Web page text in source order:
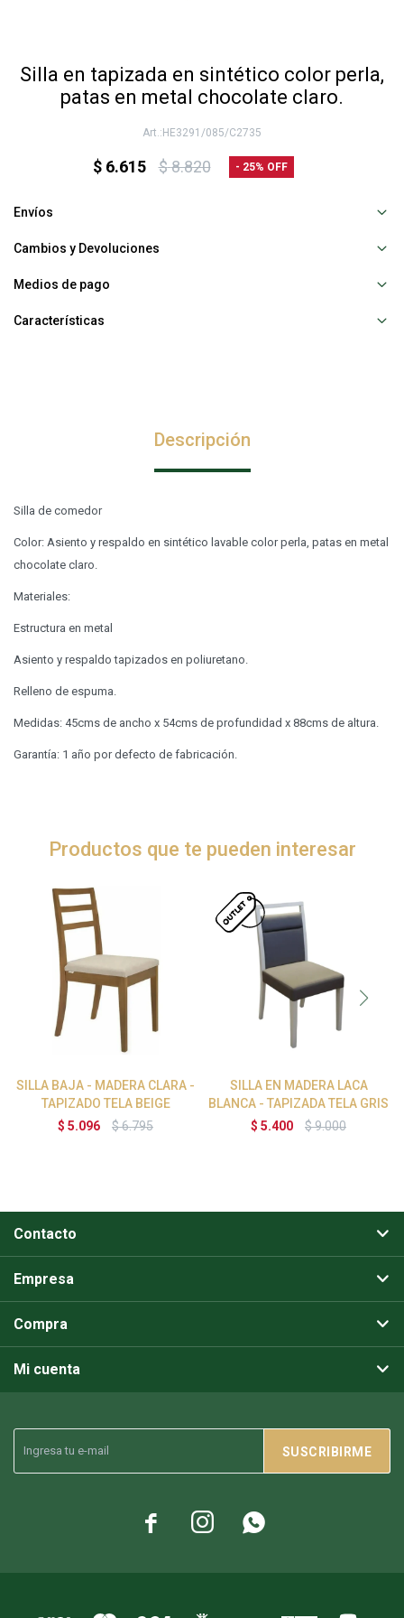
Silla en tapizada en sintético color perla,
patas en metal chocolate claro.
HE3291/085/C2735
$ 6.615 $8.820 25
Envíos
Cambios y Devoluciones
Medios de pago
Características
Descripción
Silla de comedor
Color: Asiento y respaldo en sintético lavable color perla, patas en metal
chocolate claro.
Materiales:
Estructura en metal
Asiento y respaldo tapizados en poliuretano.
Relleno de espuma.
Medidas: 45cms de ancho x 54cms de profundidad x 88cms de altura.
Garantía: 1 año por defecto de fabricación.
Productos que te pueden interesar
SILLA BAJA - MADERA CLARA -
TAPIZADO TELA BEIGE
$ 5.096 $6.795
SILLA EN MADERA LACA
BLANCA - TAPIZADA TELA GRIS
$ 5.400 $9.000
SUSCRIBIRME
  
Contacto
Empresa
Compra
Mi cuenta